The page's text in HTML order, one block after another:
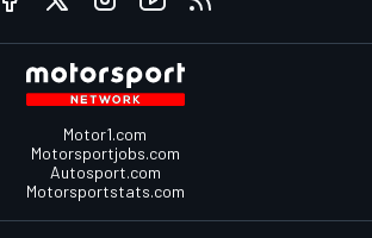
Motor1.com
Motorsportjobs.com
Autosport.com
Motorsportstats.com